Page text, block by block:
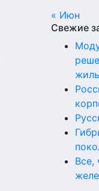
« Июн
Свежие
Все,